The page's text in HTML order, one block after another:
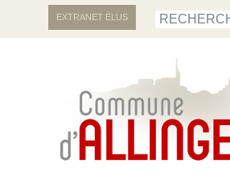
EXTRANET ÉLUS